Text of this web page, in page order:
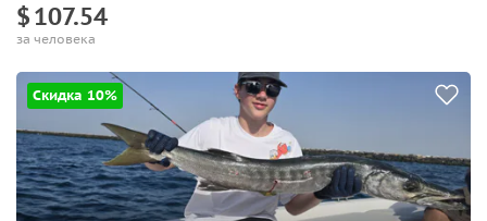
$107.54
за человека
Скидка 10%